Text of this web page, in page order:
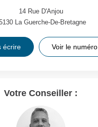
14 Rue D'Anjou
La Guerche-De-Bretagne
écrire Voir le numéro
Votre Conseiller :